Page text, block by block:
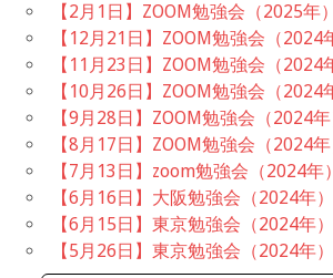
【2月1日】ZOOM勉強会（2025年）
【12月21日】ZOOM勉強会（2024
【11月23日】ZOOM勉強会（2024
【10月26日】ZOOM勉強会（2024
【9月28日】ZOOM勉強会（2024年
【8月17日】ZOOM勉強会（2024年
【7月13日】zoom勉強会（2024年）
【6月16日】大阪勉強会（2024年）
【6月15日】東京勉強会（2024年）
【5月26日】東京勉強会（2024年）